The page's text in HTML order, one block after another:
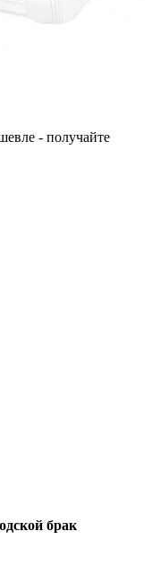
- получайте
брак